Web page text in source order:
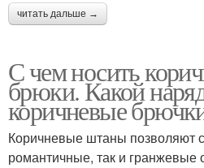
читать дальше →
С чем носить
брюки. Какой
коричневые
Коричневые штаны позволяют
романтичные, так и гранжевые